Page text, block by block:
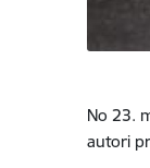
No 23.
autori